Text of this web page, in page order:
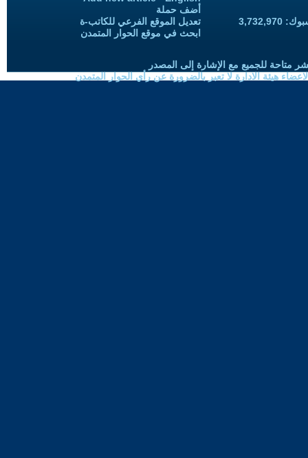
أضف حملة
تعديل الموقع الفرعي للكاتب-ة
ابحث في موقع الحوار المتمدن
متاحة للجميع مع الإشارة إلى المصدر
هيئة الادارة لا تعبر بالضرورة عن رأي الحوار المتمدن